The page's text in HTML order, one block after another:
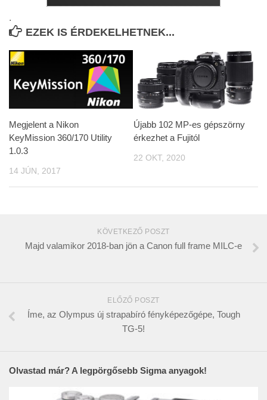
.
EZEK IS ÉRDEKELHETNEK...
Megjelent a Nikon
KeyMission 360/170 Utility
1.0.3
14 JÚN, 2017
Újabb 102 MP-es gépszörny
érkezhet a Fujitól
22 OKT, 2020
KÖVETKEZŐ POSZT
Majd valamikor 2018-ban jön a Canon full frame MILC-e
ELŐZŐ POSZT
Íme, az Olympus új strapabíró fényképezőgépe, Tough
TG-5!
Olvastad már? A legpörgősebb Sigma anyagok!